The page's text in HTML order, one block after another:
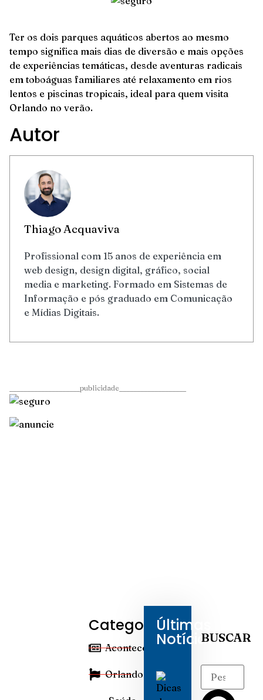
Ter os dois parques aquáticos abertos ao mesmo
tempo significa mais dias de diversão e mais opções
de experiências temáticas, desde aventuras radicais
em toboáguas familiares até relaxamento em rios
lentos e piscinas tropicais, ideal para quem visita
Orlando no verão.
Autor
Thiago Acquaviva
Profissional com 15 anos de experiência em
web design, design digital, gráfico, social
media e marketing. Formado em Sistemas de
Informação e pós graduado em Comunicação
e Mídias Digitais.
____________________publicidade___________________
Categorias
Aconteceu
Orlando
Últimas
NotíciasBUSCAR